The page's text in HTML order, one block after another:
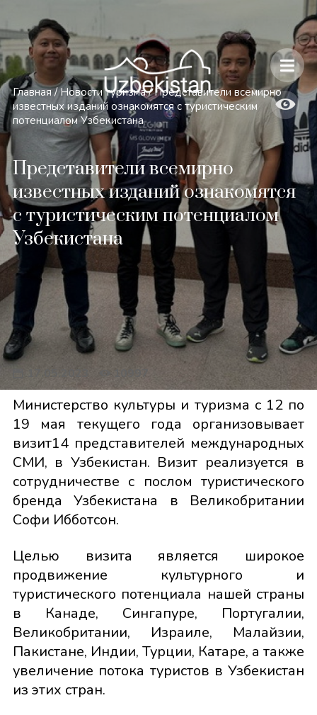
Главная / Новости туризма / Представители всемирно
известных изданий ознакомятся с туристическим
потенциалом Узбекистана
Представители всемирно
известных изданий ознакомятся
с туристическим потенциалом
Узбекистана
17.05.2023
Министерство культуры и туризма с 12 по
19 мая текущего года организовывает
визит14 представителей международных
СМИ, в Узбекистан. Визит реализуется в
сотрудничестве с послом туристического
бренда Узбекистана в Великобритании
Софи Ибботсон.
Целью визита является широкое
продвижение культурного и
туристического потенциала нашей страны
в Канаде, Сингапуре, Португалии,
Великобритании, Израиле, Малайзии,
Пакистане, Индии, Турции, Катаре, а также
увеличение потока туристов в Узбекистан
из этих стран.